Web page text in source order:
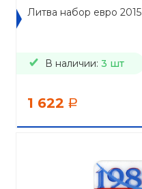
Литва набор евро 2015
В наличии: 3 шт
1 622 a